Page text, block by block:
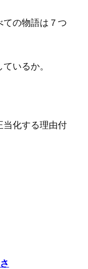
ての物語は７つ
いるか。
当化する理由付